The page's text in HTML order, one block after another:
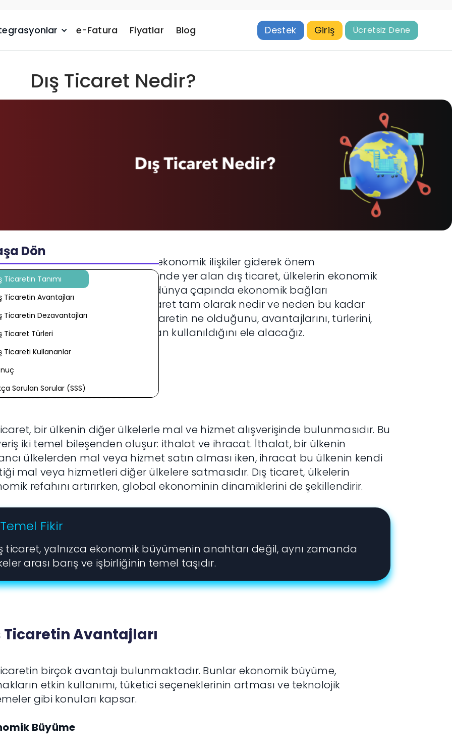
e-Fatura Fiyatlar Blog Destek Giriş Ücretsiz Dene
Dış Ticaret Nedir?
Dön
Ticaretin Tanımı
Ticaretin Avantajları
Ticaretin Dezavantajları
Ticaret Türleri
Ticareti Kullananlar
Sorulan Sorular (SSS)
dünyada ülkeler arası ekonomik ilişkiler giderek önem
Bu ilişkilerin merkezinde yer alan dış ticaret, ülkelerin ekonomik
katkıda bulunan ve dünya çapında ekonomik bağları
bir süreçtir. Peki, dış ticaret tam olarak nedir ve neden bu kadar
Bu blog yazısında dış ticaretin ne olduğunu, avantajlarını, türlerini,
ve kimler tarafından kullanıldığını ele alacağız.
Ticaretin Tanımı
bir ülkenin diğer ülkelerle mal ve hizmet alışverişinde bulunmasıdır. Bu
iki temel bileşenden oluşur: ithalat ve ihracat. İthalat, bir ülkenin
ülkelerden mal veya hizmet satın alması iken, ihracat bu ülkenin kendi
mal veya hizmetleri diğer ülkelere satmasıdır. Dış ticaret, ülkelerin
refahını artırırken, global ekonominin dinamiklerini de şekillendirir.
Temel Fikir
ticaret, yalnızca ekonomik büyümenin anahtarı değil, aynı zamanda
arası barış ve işbirliğinin temel taşıdır.
Ticaretin Avantajları
birçok avantajı bulunmaktadır. Bunlar ekonomik büyüme,
etkin kullanımı, tüketici seçeneklerinin artması ve teknolojik
gibi konuları kapsar.
Büyüme